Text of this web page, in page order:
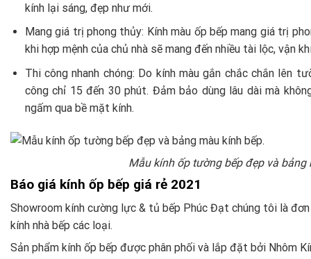
kính lại sáng, đẹp như mới.
Mang giá trị phong thủy: Kính màu ốp bếp mang giá trị
khi hợp mệnh của chủ nhà sẽ mang đến nhiều tài lộc, vận
Thi công nhanh chóng: Do kính màu gắn chắc chắn lên
công chỉ 15 đến 30 phút. Đảm bảo dùng lâu dài mà
ngấm qua bề mặt kính.
Mẫu kính ốp tường bếp đẹp và bảng
Báo giá kính ốp bếp giá rẻ 2021
Showroom kính cường lực & tủ bếp Phúc Đạt chúng tôi là
kính nhà bếp các loại.
Sản phẩm kính ốp bếp được phân phối và lắp đặt bởi Nhôm